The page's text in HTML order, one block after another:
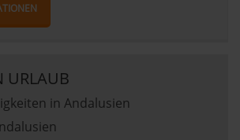
URLAUB
in Andalusien